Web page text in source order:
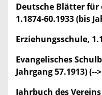
Deutsche Blätter
1.1874-60.1933 (bis
Erziehungsschule,
Evangelisches
Jahrgang 57.1913) (--
Jahrbuch des